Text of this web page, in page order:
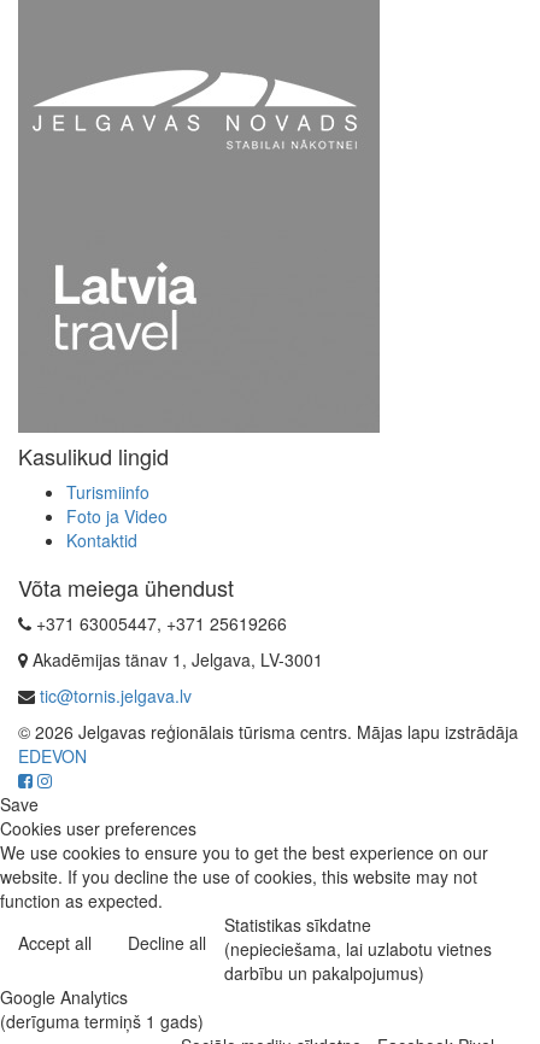
Kasulikud lingid
Turismiinfo
Foto ja Video
Kontaktid
Võta meiega ühendust
+371 63005447, +371 25619266
Akadēmijas tänav 1, Jelgava, LV-3001
tic@tornis.jelgava.lv
© 2026 Jelgavas reģionālais tūrisma centrs. Mājas lapu izstrādāja
EDEVON
Save
Cookies user preferences
We use cookies to ensure you to get the best experience on our
website. If you decline the use of cookies, this website may not
function as expected.
Accept all
Decline all
Statistikas sīkdatne
(nepieciešama, lai uzlabotu vietnes
darbību un pakalpojumus)
Google Analytics
(derīguma termiņš 1 gads)